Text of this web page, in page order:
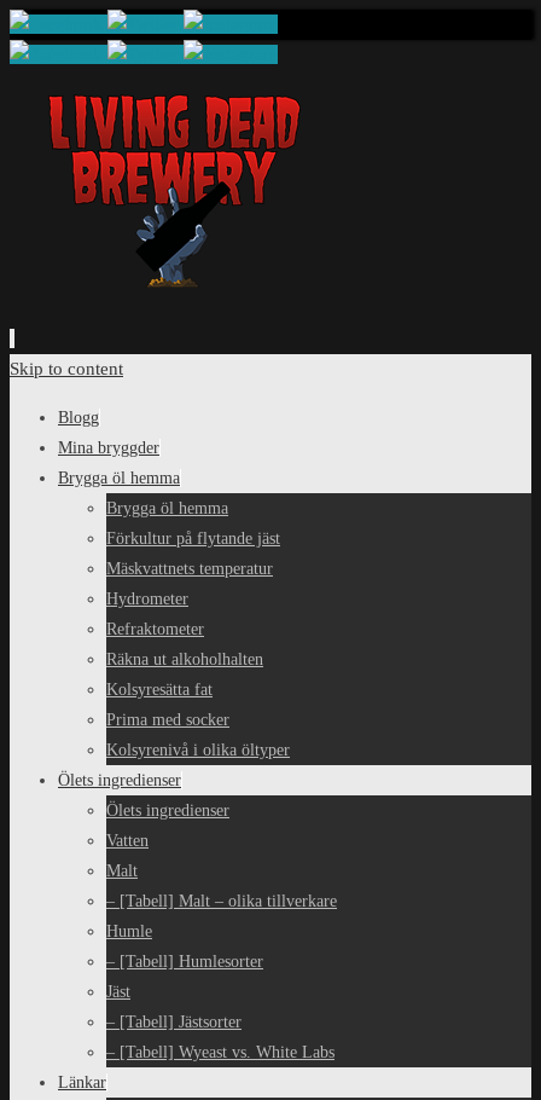
Skip to content
Blogg
Mina bryggder
Brygga öl hemma
Brygga öl hemma
Förkultur på flytande jäst
Mäskvattnets temperatur
Hydrometer
Refraktometer
Räkna ut alkoholhalten
Kolsyresätta fat
Prima med socker
Kolsyrenivå i olika öltyper
Ölets ingredienser
Ölets ingredienser
Vatten
Malt
– [Tabell] Malt – olika tillverkare
Humle
– [Tabell] Humlesorter
Jäst
– [Tabell] Jästsorter
– [Tabell] Wyeast vs. White Labs
Länkar